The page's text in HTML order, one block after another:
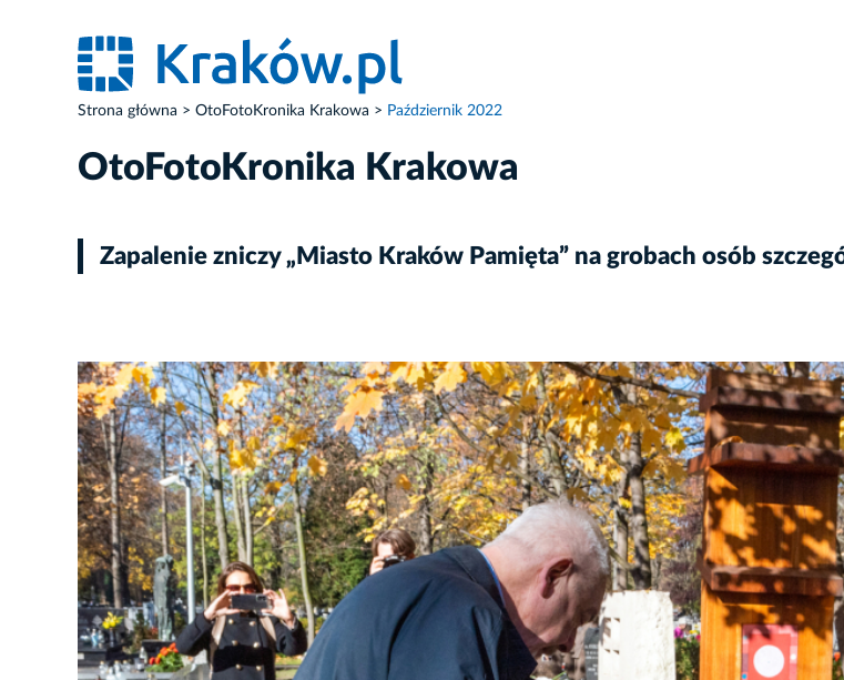
Strona główna OtoFotoKronika Krakowa Październik 2022
OtoFotoKronika Krakowa
Zapalenie zniczy „Miasto Kraków Pamięta” na grobach osób